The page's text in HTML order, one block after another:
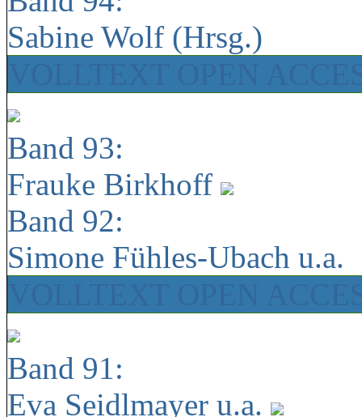
Sabine Wolf (Hrsg.)
Band 93:
Frauke Birkhoff
Band 92:
Simone Fühles-Ubach u.a.
Band 91:
Eva Seidlmayer u.a.